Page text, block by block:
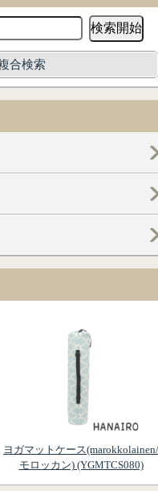
合検索
ヨガマットケース(marokkolainen/
モロッカン) (YGMTCS080)